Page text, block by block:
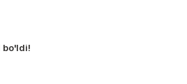
bo'ldi!